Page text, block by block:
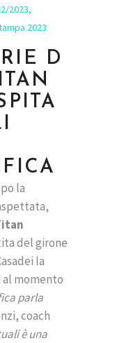
2023,
2023
D
la
del girone
la
al momento
parla
coach
è una